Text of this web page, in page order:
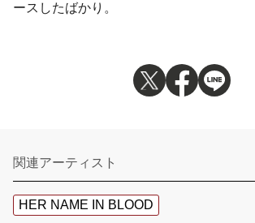
ースしたばかり。
関連アーティスト
HER NAME IN BLOOD